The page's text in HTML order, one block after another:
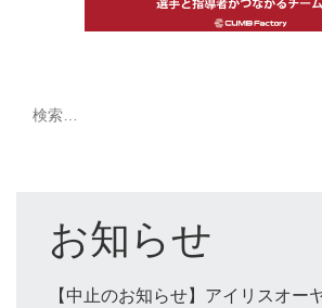
お知らせ
【中止のお知らせ】アイリスオー